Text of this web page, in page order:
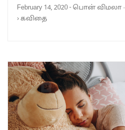
February 14, 2020-பொன் விமலா ·
›கவிதை